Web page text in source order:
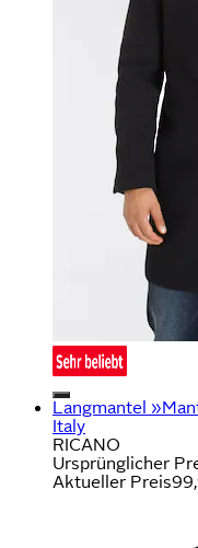
Langmantel
Italy
RICANO
Ursprünglicher
Aktueller Preis